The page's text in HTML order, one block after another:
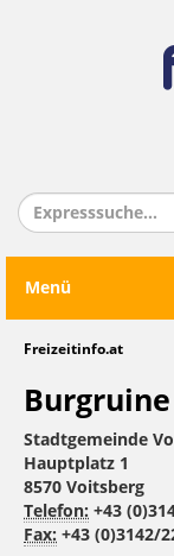
Menü
Freizeitinfo.at
Stadtgemeinde
Hauptplatz 1
8570 Voitsberg
Telefon: +43
Fax: +43 (0)3142/